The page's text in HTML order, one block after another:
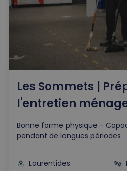
Les Sommets |
l'entretien
Bonne forme physique -
pendant de longues périodes
Laurentides